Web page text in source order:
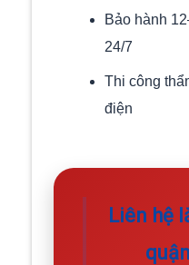
Bảo hành
24/7
Thi công
điện
Liên hệ